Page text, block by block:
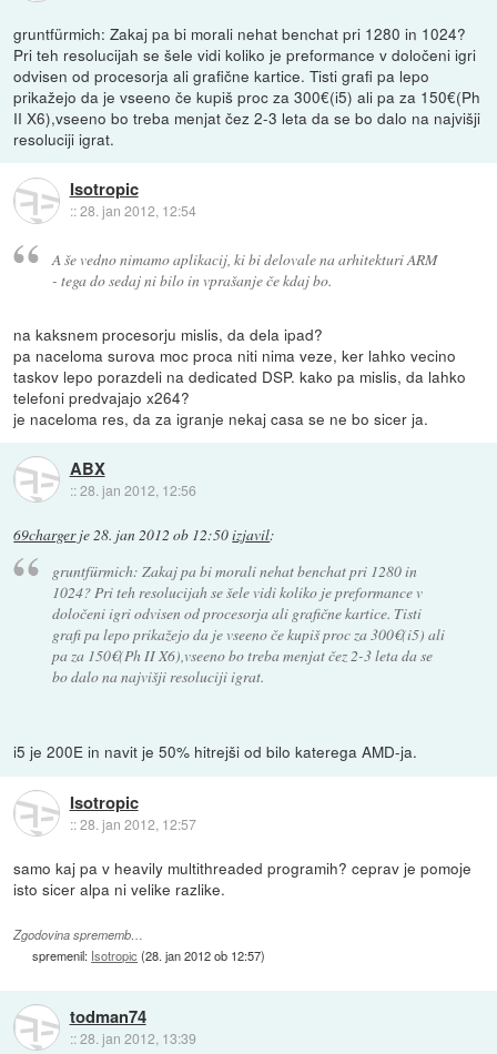
gruntfürmich: Zakaj pa bi morali nehat benchat pri 1280 in 1024?
Pri teh resolucijah se šele vidi koliko je preformance v določeni igri
odvisen od procesorja ali grafične kartice. Tisti grafi pa lepo
prikažejo da je vseeno če kupiš proc za 300€(i5) ali pa za 150€(Ph
II X6),vseeno bo treba menjat čez 2-3 leta da se bo dalo na najvišji
resoluciji igrat.
Isotropic
::28. jan 2012, 12:54
A še vedno nimamo aplikacij, ki bi delovale na arhitekturi ARM
- tega do sedaj ni bilo in vprašanje če kdaj bo.
na kaksnem procesorju mislis, da dela ipad?
pa naceloma surova moc proca niti nima veze, ker lahko vecino
taskov lepo porazdeli na dedicated DSP. kako pa mislis, da lahko
telefoni predvajajo x264?
je naceloma res, da za igranje nekaj casa se ne bo sicer ja.
ABX
::28. jan 2012, 12:56
69chargerje28. jan 2012 ob 12:50izjavil:
gruntfürmich: Zakaj pa bi morali nehat benchat pri 1280 in
1024? Pri teh resolucijah se šele vidi koliko je preformance v
določeni igri odvisen od procesorja ali grafične kartice. Tisti
grafi pa lepo prikažejo da je vseeno če kupiš proc za 300€(i5) ali
pa za 150€(Ph II X6),vseeno bo treba menjat čez 2-3 leta da se
bo dalo na najvišji resoluciji igrat.
i5 je 200E in navit je 50% hitrejši od bilo katerega AMD-ja.
Isotropic
::28. jan 2012, 12:57
samo kaj pa v heavily multithreaded programih? ceprav je pomoje
isto sicer alpa ni velike razlike.
Zgodovina sprememb…
spremenil: Isotropic (28. jan 2012 ob 12:57)
todman74
::28. jan 2012, 13:39